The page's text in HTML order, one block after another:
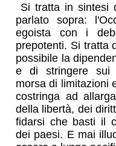
Si tratta in sintesi
parlato sopra:
egoista con i
prepotenti. Si tratta
possibile la
e di stringere sui
morsa di limitazioni
costringa ad
della libertà, dei
fidarsi che basti il
dei paesi. E mai